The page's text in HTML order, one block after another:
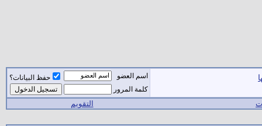
اسم العضو
حفظ البيانات؟
كلمة المرور
التقويم